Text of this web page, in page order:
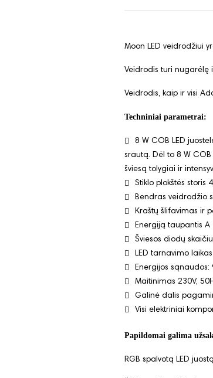
Moon LED veidrodžiui
Veidrodis turi nugarėlę
Veidrodis, kaip ir visi
Techniniai parametrai:
8 W COB LED
srautą. Dėl to 8 W
šviesą tolygiai ir
Stiklo plokštės storis
Bendras veidrodžio
Kraštų šlifavimas ir
Energiją taupantis A
Šviesos diodų
LED tarnavimo
Energijos sąnaudos:
Maitinimas 230V,
Galinė dalis
Visi elektriniai
Papildomai galima
RGB spalvotą LED